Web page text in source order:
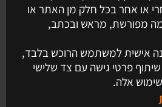
או אחר בכל חלק מן האתר או
מפורשת, מראש ובכתב,
אישית למשתמש הרוכש בלבד,
פרטי גישה עם צד שלישי
אלה.